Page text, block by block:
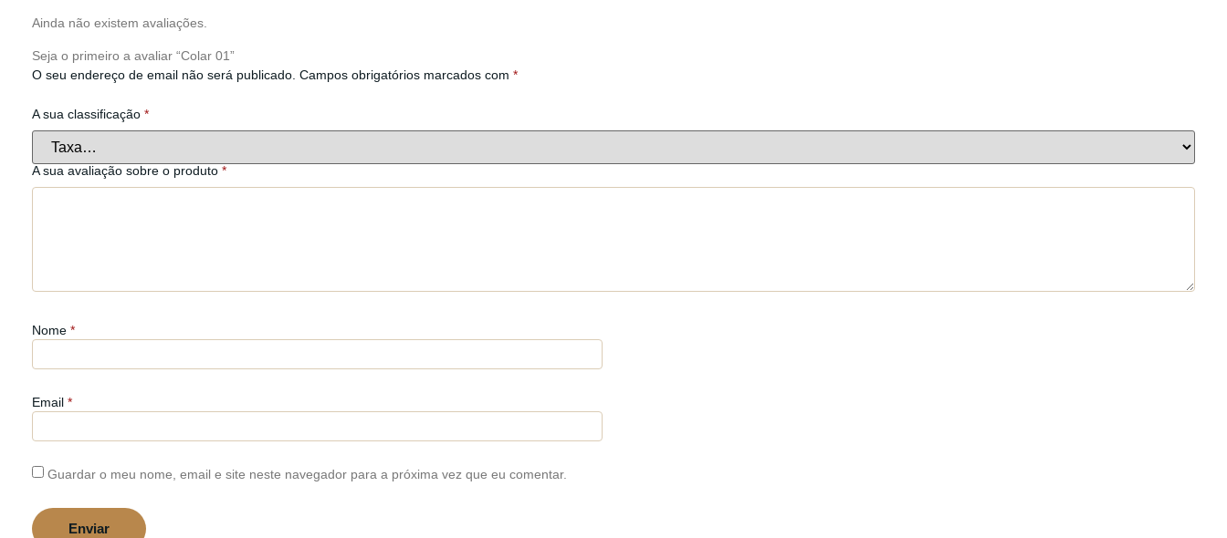
Ainda não existem avaliações.
Seja o primeiro a avaliar “Colar 01”
O seu endereço de email não será publicado. Campos obrigatórios marcados com *
A sua classificação *
A sua avaliação sobre o produto *
Nome *
Email *
Guardar o meu nome, email e site neste navegador para a próxima vez que eu comentar.